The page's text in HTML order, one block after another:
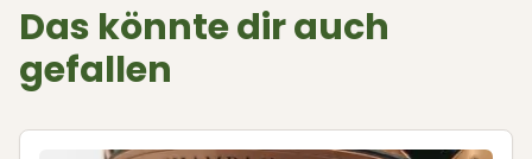
Das könnte dir auch
gefallen